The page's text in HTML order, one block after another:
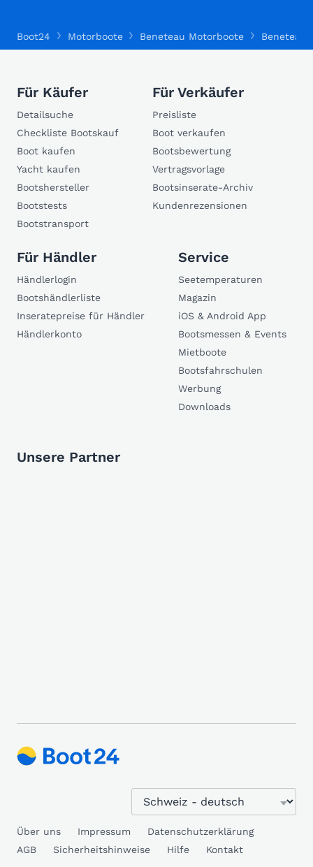
Boot24 Motorboote Beneteau Motorboote Beneteau
Für Käufer
Detailsuche
Checkliste Bootskauf
Boot kaufen
Yacht kaufen
Bootshersteller
Bootstests
Bootstransport
Für Verkäufer
Preisliste
Boot verkaufen
Bootsbewertung
Vertragsvorlage
Bootsinserate-Archiv
Kundenrezensionen
Für Händler
Händlerlogin
Bootshändlerliste
Inseratepreise für Händler
Händlerkonto
Service
Seetemperaturen
Magazin
iOS & Android App
Bootsmessen & Events
Mietboote
Bootsfahrschulen
Werbung
Downloads
Unsere Partner
Über uns Impressum
Datenschutzerklärung
AGB
Sicherheitshinweise Hilfe Kontakt